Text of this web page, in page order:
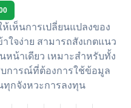
เห็นการเปลี่ยนแปลงของ
ใจง่าย สามารถสังเกตแนว
หน้าเดียว เหมาะสำหรับทั้ง
การณ์ที่ต้องการใช้ข้อมูล
ทุกจังหวะการลงทุน